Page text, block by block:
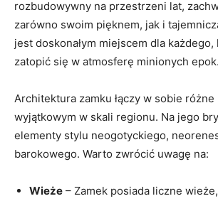
⁤rozbudowywny na przestrzeni lat,‌
zarówno swoim ⁢pięknem, jak i‌
jest doskonałym‍ miejscem dla‌
zatopić ​się w atmosferę minionych epok.
Architektura zamku łączy ⁢w sobie
wyjątkowym w ⁢skali regionu. Na jego
⁢elementy⁢ stylu neogotyckiego,
barokowego. Warto ‍zwrócić uwagę‍ na:
Wieże – Zamek posiada liczne